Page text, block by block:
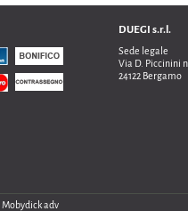
DUEGI s.r.l.
Sede legale
Via D. Piccinini
24122 Bergamo
Mobydick adv